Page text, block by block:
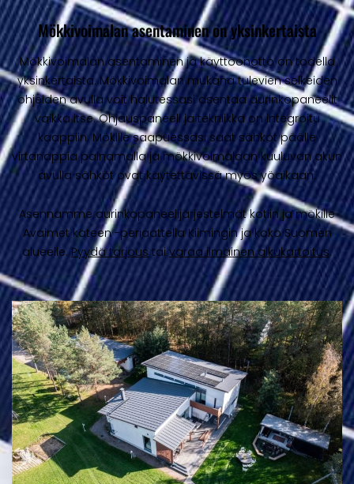
Mökkivoimalan asentaminen on yksinkertaista
Mökkivoimalan asentaminen ja käyttöönotto on todella
yksinkertaista. Mökkivoimalan mukana tulevien selkeiden
ohjeiden avulla voit halutessasi asentaa aurinkopaneelit
vaikka itse. Ohjauspaneeli ja tekniikka on integroitu
kaappiin. Mökille saapuessasi saat sähköt päälle
virtanappia painamalla ja mökkivoimalaan kuuluvan akun
avulla sähköt ovat käytettävissä myös yöaikaan.
Asennamme aurinkopaneelijärjestelmät kotiin ja mökille
Avaimet käteen -periaattella Kiimingin ja koko Suomen
alueelle.Pyydä tarjoustaivaraa ilmainen alkukartoitus.